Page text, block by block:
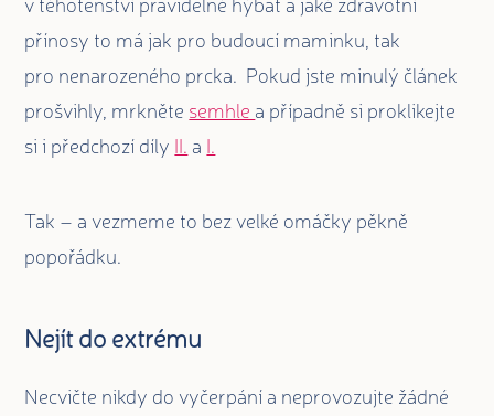
přínosy to má jak pro budoucí maminku, tak
pro nenarozeného prcka. Pokud jste minulý článek
prošvihly, mrkněte semhle a případně si proklikejte
si i předchozí díly II. a I.
Tak – a vezmeme to bez velké omáčky pěkně
popořádku.
Nejít do extrému
Necvičte nikdy do vyčerpání a neprovozujte žádné